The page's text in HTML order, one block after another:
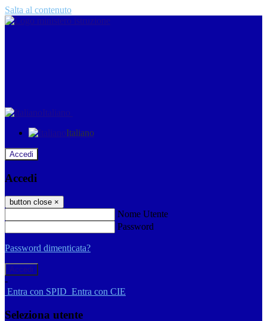
Salta al contenuto
Italiano
Italiano
Accedi
Accedi
button close ×
Nome Utente
Password
Password dimenticata?
-
Entra con SPID Entra con CIE
Seleziona utente